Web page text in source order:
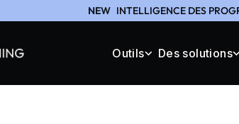
NEW INTELLIGENCE DES
Outils Des solutions